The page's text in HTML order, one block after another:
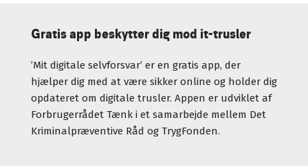
Gratis app beskytter dig mod it-trusler
’Mit digitale selvforsvar’ er en gratis app, der
hjælper dig med at være sikker online og holder dig
opdateret om digitale trusler. Appen er udviklet af
Forbrugerrådet Tænk i et samarbejde mellem Det
Kriminalpræventive Råd og TrygFonden.